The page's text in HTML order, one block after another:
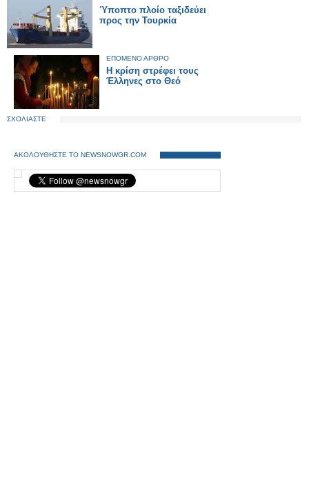
Ύποπτο πλοίο ταξιδεύει
προς την Τουρκία
ΕΠΟΜΕΝΟ ΑΡΘΡΟ
Η κρίση στρέφει τους
Έλληνες στο Θεό
ΣΧΟΛΙΑΣΤΕ
ΑΚΟΛΟΥΘΗΣΤΕ ΤΟ NEWSNOWGR.COM